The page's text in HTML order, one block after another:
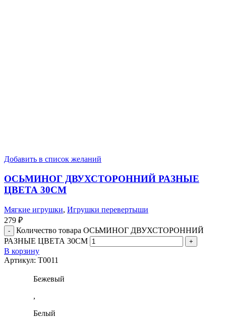
Добавить в список желаний
ОСЬМИНОГ ДВУХСТОРОННИЙ РАЗНЫЕ
ЦВЕТА 30СМ
Мягкие игрушки, Игрушки перевертыши
279 ₽
Количество товара ОСЬМИНОГ ДВУХСТОРОННИЙ
РАЗНЫЕ ЦВЕТА 30СМ
В корзину
Артикул: T0011
Бежевый
,
Белый